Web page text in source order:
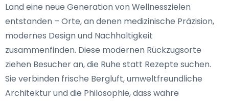
Land eine neue Generation von Wellnesszielen
entstanden – Orte, an denen medizinische Präzision,
modernes Design und Nachhaltigkeit
zusammenfinden. Diese modernen Rückzugsorte
ziehen Besucher an, die Ruhe statt Rezepte suchen.
Sie verbinden frische Bergluft, umweltfreundliche
Architektur und die Philosophie, dass wahre